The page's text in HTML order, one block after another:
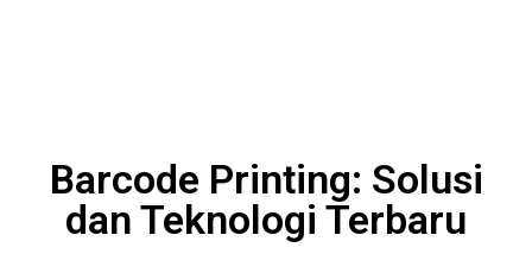
Barcode Printing: Solusi
dan Teknologi Terbaru